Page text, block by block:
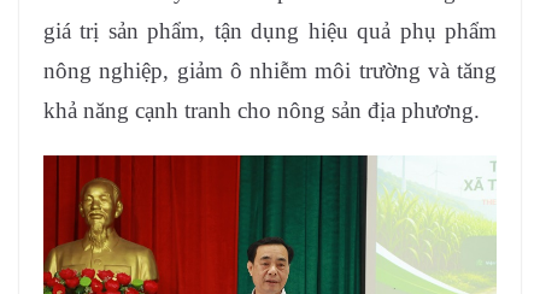
giá trị sản phẩm, tận dụng hiệu quả phụ phẩm
nông nghiệp, giảm ô nhiễm môi trường và tăng
khả năng cạnh tranh cho nông sản địa phương.